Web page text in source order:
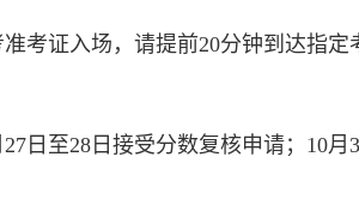
准考证入场，请提前20分钟到达指定
日至28日接受分数复核申请；10